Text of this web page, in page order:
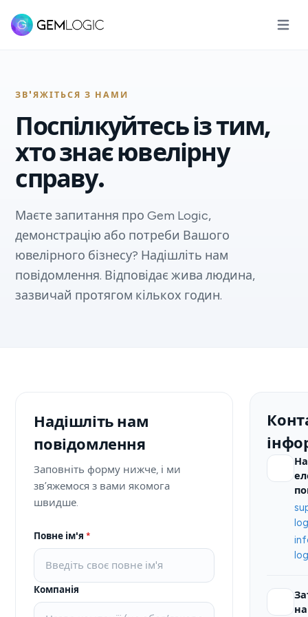
ЗВ'ЯЖІТЬСЯ З НАМИ
Поспілкуйтесь із тим,
хто знає ювелірну
справу.
Маєте запитання про Gem Logic,
демонстрацію або потреби Вашого
ювелірного бізнесу? Надішліть нам
повідомлення. Відповідає жива людина,
зазвичай протягом кількох годин.
Надішліть нам
повідомлення
Заповніть форму нижче, і ми
зв’яжемося з вами якомога
швидше.
Повне ім'я*
Компанія